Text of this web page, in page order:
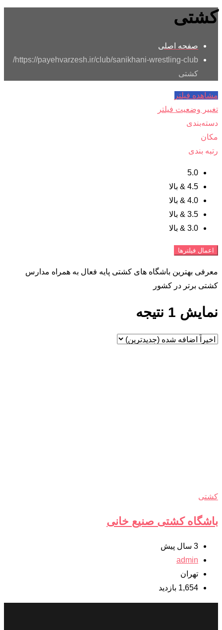
کشتی
صفحه اصلی
https://payehvarzesh.ir/club/sanikhani-wrestling-club/
کشتی
مشاهده فیلتر
تغییر وضعیت فیلتر
دسته‌بندی
مکان
رتبه بندی
5.0
4.5 & بالا
4.0 & بالا
3.5 & بالا
3.0 & بالا
اعمال فیلترها
معرفی بهترین باشگاه های کشتی پایه فعال به همراه مدارس
کشتی برتر در کشور
نمایش 1 نتیجه
کشتی
باشگاه کشتی صنیع خانی
3 سال پیش
admin
تهران
1,654 بازدید